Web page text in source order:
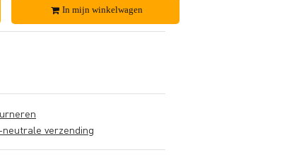
In mijn winkelwagen
neutrale verzending